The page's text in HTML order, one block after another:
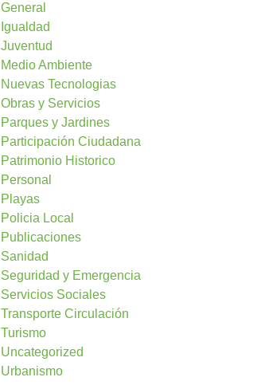
General
Igualdad
Juventud
Medio Ambiente
Nuevas Tecnologias
Obras y Servicios
Parques y Jardines
Participación Ciudadana
Patrimonio Historico
Personal
Playas
Policia Local
Publicaciones
Sanidad
Seguridad y Emergencia
Servicios Sociales
Transporte Circulación
Turismo
Uncategorized
Urbanismo